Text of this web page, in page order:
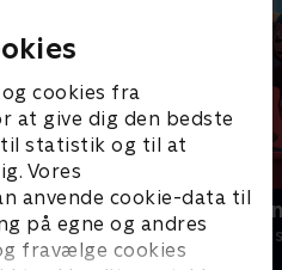
cookies fra
at give dig den bedste
til statistik og til at
Vores
anvende cookie-data til
på egne og andres
fravælge cookies
Rasmus
Børneserier • 3